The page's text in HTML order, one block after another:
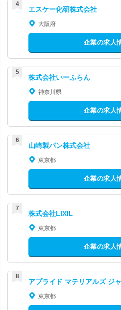
エスケー化研株式会社
大阪府
企業の求人
株式会社いーふらん
神奈川県
企業の求人
山崎製パン株式会社
東京都
企業の求人
株式会社LIXIL
東京都
企業の求人
アプライド マテリアルズ ジ
東京都